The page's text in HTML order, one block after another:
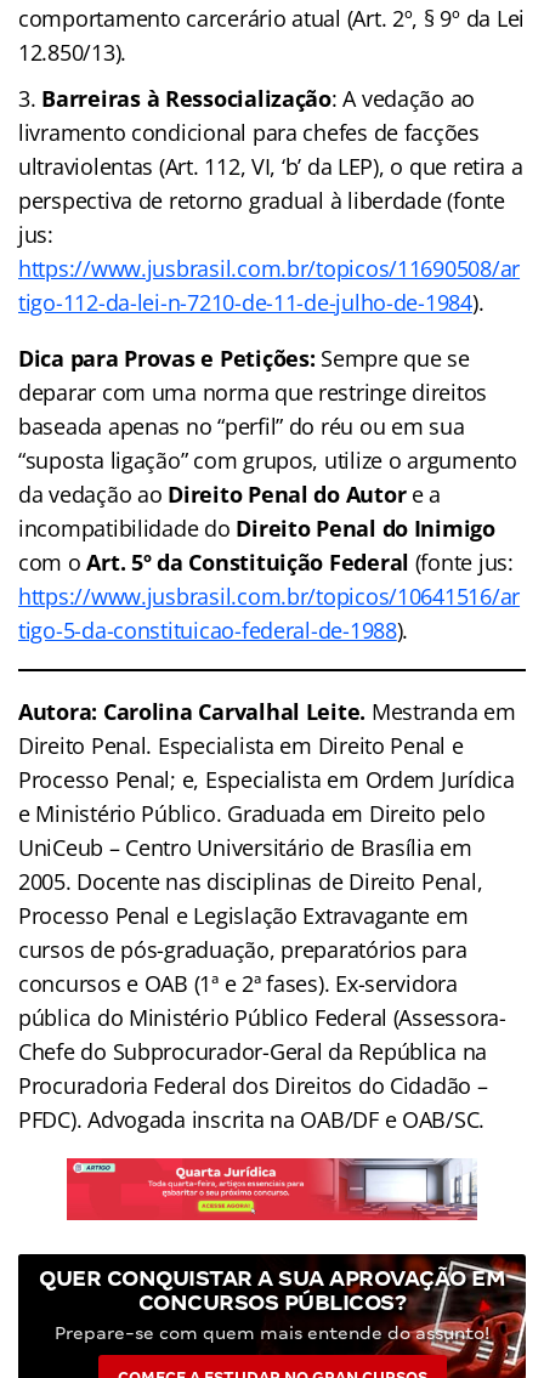
comportamento carcerário atual (Art. 2º, § 9º da Lei
12.850/13).
Barreiras à Ressocialização: A vedação ao
livramento condicional para chefes de facções
ultraviolentas (Art. 112, VI, ‘b’ da LEP), o que retira a
perspectiva de retorno gradual à liberdade (fonte
jus:
https://www.jusbrasil.com.br/topicos/11690508/ar
tigo-112-da-lei-n-7210-de-11-de-julho-de-1984).
Dica para Provas e Petições: Sempre que se
deparar com uma norma que restringe direitos
baseada apenas no “perfil” do réu ou em sua
“suposta ligação” com grupos, utilize o argumento
da vedação ao Direito Penal do Autore a
incompatibilidade do Direito Penal do Inimigo
com oArt. 5º da Constituição Federal (fonte jus:
https://www.jusbrasil.com.br/topicos/10641516/ar
tigo-5-da-constituicao-federal-de-1988).
Autora: Carolina Carvalhal Leite. Mestranda em
Direito Penal. Especialista em Direito Penal e
Processo Penal; e, Especialista em Ordem Jurídica
e Ministério Público. Graduada em Direito pelo
UniCeub – Centro Universitário de Brasília em
2005. Docente nas disciplinas de Direito Penal,
Processo Penal e Legislação Extravagante em
cursos de pós-graduação, preparatórios para
concursos e OAB (1ª e 2ª fases). Ex-servidora
pública do Ministério Público Federal (Assessora-
Chefe do Subprocurador-Geral da República na
Procuradoria Federal dos Direitos do Cidadão –
PFDC). Advogada inscrita na OAB/DF e OAB/SC.
QUER CONQUISTAR A SUA APROVAÇÃO EM
CONCURSOS PÚBLICOS?
Prepare-se com quem mais entende do assunto!